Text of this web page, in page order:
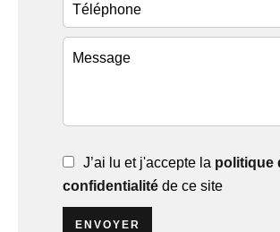
J’ai lu et j'accepte la politique
confidentialité de ce site
ENVOYER